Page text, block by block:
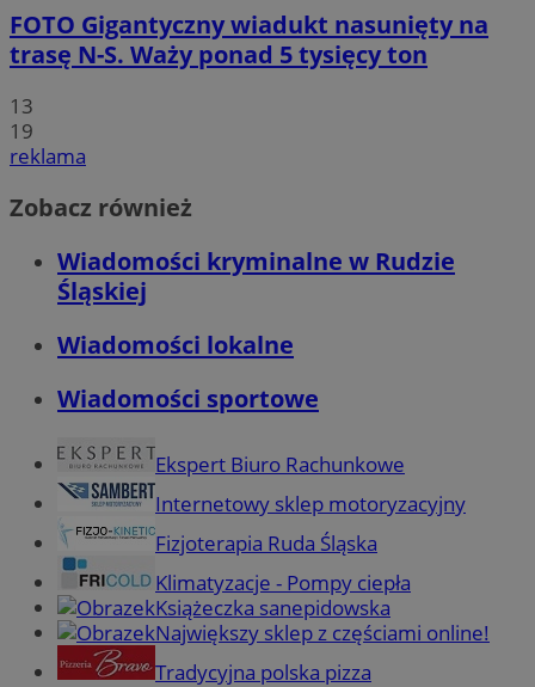
FOTO Gigantyczny wiadukt nasunięty na
trasę N-S. Waży ponad 5 tysięcy ton
13
19
reklama
Zobacz również
Wiadomości kryminalne w Rudzie
Śląskiej
Wiadomości lokalne
Wiadomości sportowe
Ekspert Biuro Rachunkowe
Internetowy sklep motoryzacyjny
Fizjoterapia Ruda Śląska
Klimatyzacje - Pompy ciepła
Książeczka sanepidowska
Największy sklep z częściami online!
Tradycyjna polska pizza